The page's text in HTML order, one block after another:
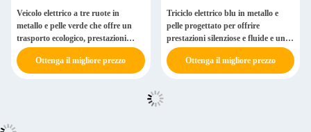
Veicolo elettrico a tre ruote in
metallo e pelle verde che offre un
trasporto ecologico, prestazioni
fluide e silenziose, perfetto per le
vivaci strade cittadine, mobilità
quotidiana dei passeggeri e attività
Ottenga il migliore prezzo
Triciclo elettrico blu in metallo e
pelle progettato per offrire
prestazioni silenziose e fluide e una
soluzione di trasporto ecologica per
la mobilità dei passeggeri in città
Ottenga il migliore prezzo